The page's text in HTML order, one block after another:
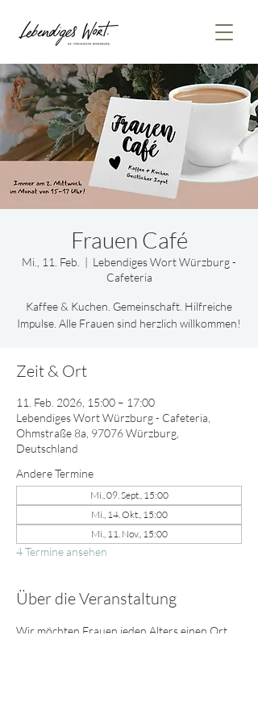
Frauen Café
Mi., 11. Feb.
  |
Lebendiges Wort Würzburg -
Cafeteria
Kaffee & Kuchen. Gemeinschaft. Hilfreiche
Impulse. Alle Frauen sind herzlich willkommen!
Zeit & Ort
11. Feb. 2026, 15:00 – 17:00
Lebendiges Wort Würzburg - Cafeteria,
Ohmstraße 8a, 97076 Würzburg,
Deutschland
Andere Termine
Mi., 09. Sept., 15:00
Mi., 14. Okt., 15:00
Mi., 11. Nov., 15:00
4 Termine ansehen
Über die Veranstaltung
Wir möchten Frauen jeden Alters einen Ort